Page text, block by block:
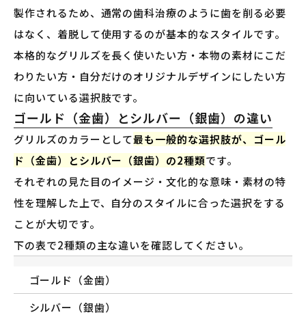
製作されるため、通常の歯科治療のように歯を削る必要
はなく、着脱して使用するのが基本的なスタイルです。
本格的なグリルズを長く使いたい方・本物の素材にこだ
わりたい方・自分だけのオリジナルデザインにしたい方
に向いている選択肢です。
ゴールド（金歯）とシルバー（銀歯）の違い
グリルズのカラーとして最も一般的な選択肢が、ゴール
ド（金歯）とシルバー（銀歯）の2種類です。
それぞれの見た目のイメージ・文化的な意味・素材の特
性を理解した上で、自分のスタイルに合った選択をする
ことが大切です。
下の表で2種類の主な違いを確認してください。
ゴールド（金歯）
シルバー（銀歯）